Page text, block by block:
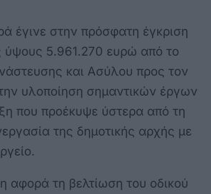
έγινε στην πρόσφατη έγκριση
ύψους 5.961.270 ευρώ από το
και Ασύλου προς τον
υλοποίηση σημαντικών έργων
που προέκυψε ύστερα από τη
της δημοτικής αρχής με
αφορά τη βελτίωση του οδικού